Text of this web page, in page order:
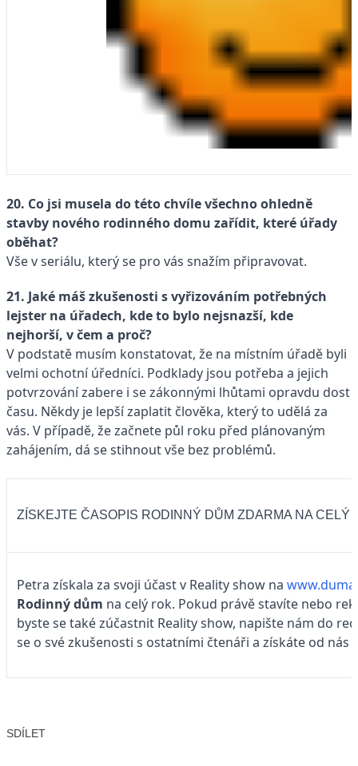
20. Co jsi musela do této chvíle všechno ohledně
stavby nového rodinného domu zařídit, které úřady
oběhat?
Vše v seriálu, který se pro vás snažím připravovat.
21. Jaké máš zkušenosti s vyřizováním potřebných
lejster na úřadech, kde to bylo nejsnazší, kde
nejhorší, v čem a proč?
V podstatě musím konstatovat, že na místním úřadě byli
velmi ochotní úředníci. Podklady jsou potřeba a jejich
potvrzování zabere i se zákonnými lhůtami opravdu dost
času. Někdy je lepší zaplatit člověka, který to udělá za
vás. V případě, že začnete půl roku před plánovaným
zahájením, dá se stihnout vše bez problémů.
ZÍSKEJTE ČASOPIS RODINNÝ DŮM ZDARMA NA CELÝ
Petra získala za svoji účast v Reality show na
Rodinný dům na celý rok. Pokud právě stavíte nebo
byste se také zúčastnit Reality show, napište nám do
se o své zkušenosti s ostatními čtenáři a získáte od nás
SDÍLET